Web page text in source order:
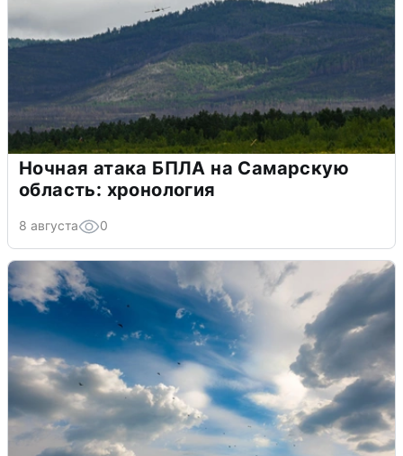
Ночная атака БПЛА на Самарскую
область: хронология
8 августа 0